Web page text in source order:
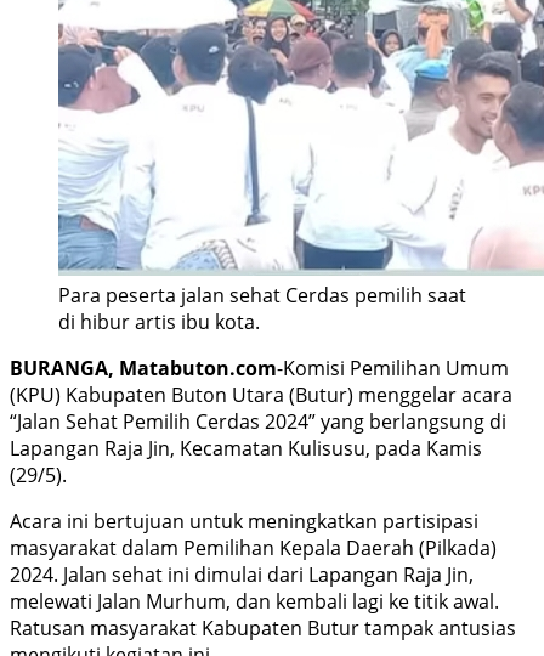
Para peserta jalan sehat Cerdas pemilih saat
di hibur artis ibu kota.
BURANGA, Matabuton.com-Komisi Pemilihan Umum
(KPU) Kabupaten Buton Utara (Butur) menggelar acara
“Jalan Sehat Pemilih Cerdas 2024” yang berlangsung di
Lapangan Raja Jin, Kecamatan Kulisusu, pada Kamis
(29/5).
Acara ini bertujuan untuk meningkatkan partisipasi
masyarakat dalam Pemilihan Kepala Daerah (Pilkada)
2024. Jalan sehat ini dimulai dari Lapangan Raja Jin,
melewati Jalan Murhum, dan kembali lagi ke titik awal.
Ratusan masyarakat Kabupaten Butur tampak antusias